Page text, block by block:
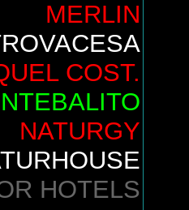
MERLIN
COST.
NATURGY
HOTELS